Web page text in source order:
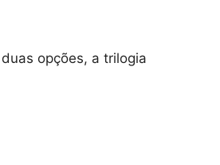
opções, a trilogia